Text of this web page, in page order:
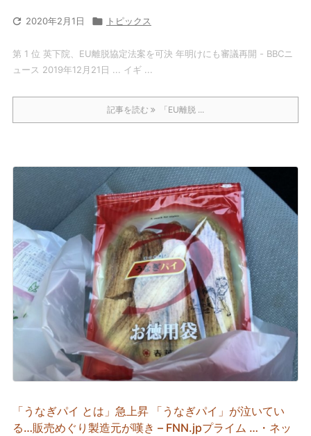
 2020年2月1日  トピックス
第 1 位 英下院、EU離脱協定法案を可決 年明けにも審議再開 - BBCニ
ュース 2019年12月21日 ... イギ ...
記事を読む 「EU離脱 ...
「うなぎパイ とは」急上昇 「うなぎパイ」が泣いてい
る…販売めぐり製造元が嘆き – FNN.jpプライム …・ネッ